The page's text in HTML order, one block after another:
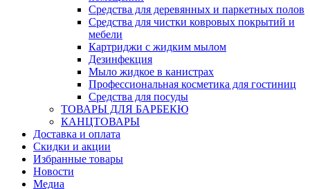
Средства для деревянных и паркетных полов
Средства для чистки ковровых покрытий и
мебели
Картриджи с жидким мылом
Дезинфекция
Мыло жидкое в канистрах
Профессиональная косметика для гостиниц
Средства для посуды
ТОВАРЫ ДЛЯ БАРБЕКЮ
КАНЦТОВАРЫ
Доставка и оплата
Скидки и акции
Избранные товары
Новости
Медиа